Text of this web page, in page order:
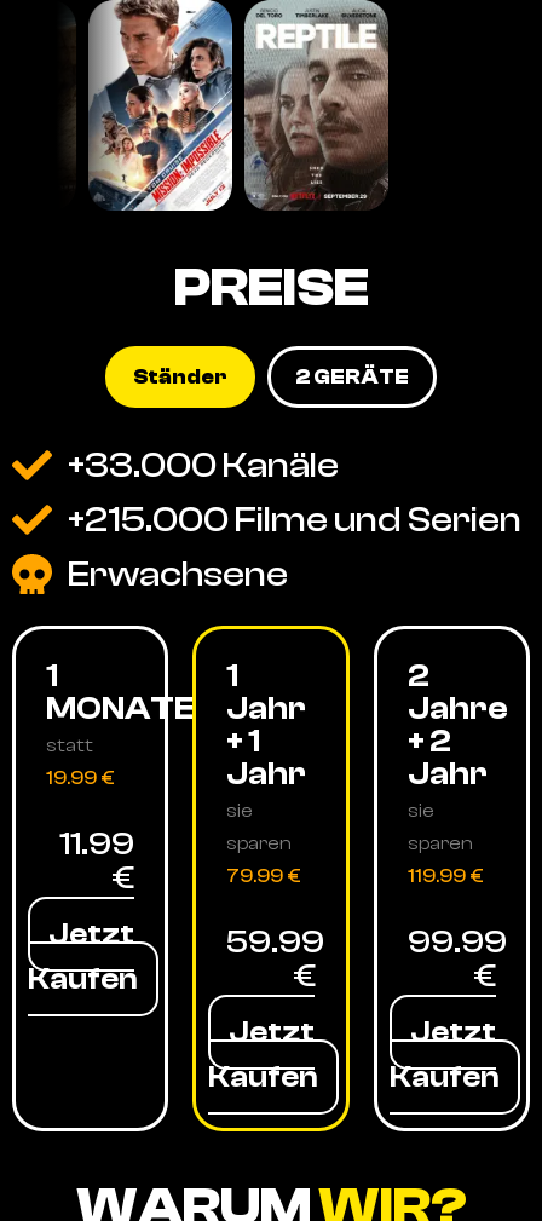
PREISE
Ständer 2 GERÄTE
+33.000 Kanäle
+215.000 Filme und Serien
Erwachsene
1
MONATE
statt
19.99 €
11.99
€
Jetzt
Kaufen
1
Jahr
+ 1
Jahr
sie
sparen
79.99 €
59.99
€
Jetzt
Kaufen
2
Jahre
+ 2
Jahr
sie
sparen
119.99 €
99.99
€
Jetzt
Kaufen
WARUMWIR?